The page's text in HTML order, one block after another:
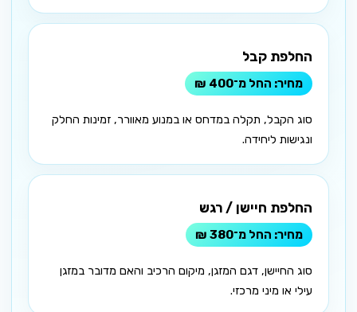
החלפת קבל
החל מ־400 ₪
סוג הקבל, תקלה במדחס או במנוע מאוורר, זמינות החלק
ונגישות ליחידה.
החלפת חיישן / רגש
החל מ־380 ₪
סוג החיישן, דגם המזגן, מיקום הרכיב והאם מדובר במזגן
עילי או מיני מרכזי.